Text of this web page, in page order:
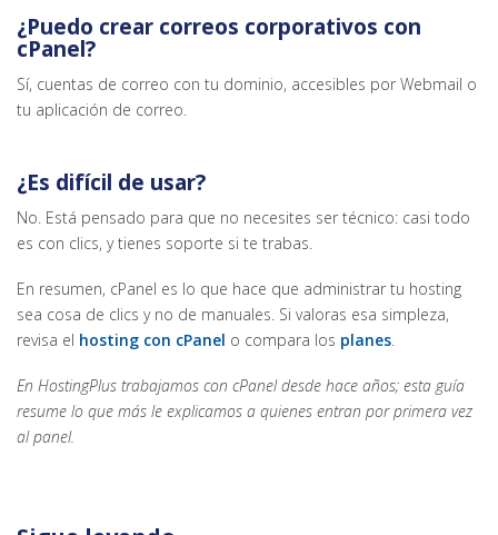
¿Puedo crear correos corporativos con
cPanel?
Sí, cuentas de correo con tu dominio, accesibles por Webmail o
tu aplicación de correo.
¿Es difícil de usar?
No. Está pensado para que no necesites ser técnico: casi todo
es con clics, y tienes soporte si te trabas.
En resumen, cPanel es lo que hace que administrar tu hosting
sea cosa de clics y no de manuales. Si valoras esa simpleza,
revisa el hosting con cPanel o compara los planes.
En HostingPlus trabajamos con cPanel desde hace años; esta guía
resume lo que más le explicamos a quienes entran por primera vez
al panel.